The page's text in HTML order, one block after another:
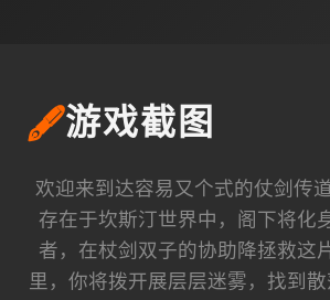
🖋️游戏截图
欢迎来到达容易又个式的仗剑传
存在于坎斯汀世界中，阁下将化
者，在杖剑双子的协助降拯救这
里，你将拨开展层层迷雾，找到